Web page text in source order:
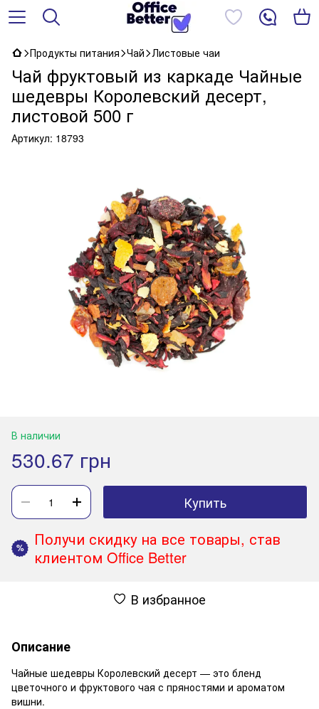
Продукты питания Чай Листовые чаи
Чай фруктовый из каркаде Чайные
шедевры Королевский десерт,
листовой 500 г
Артикул: 18793
В наличии
530.67 грн
Купить
%
Получи скидку на все товары, став
клиентом Office Better
В избранное
Описание
Чайные шедевры Королевский десерт — это бленд
цветочного и фруктового чая с пряностями и ароматом
вишни.